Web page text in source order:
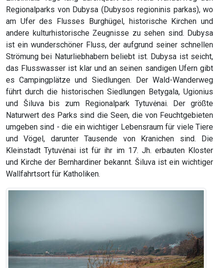
Regionalparks von Dubysa (Dubysos regioninis parkas), wo
am Ufer des Flusses Burghügel, historische Kirchen und
andere kulturhistorische Zeugnisse zu sehen sind. Dubysa
ist ein wunderschöner Fluss, der aufgrund seiner schnellen
Strömung bei Naturliebhabern beliebt ist. Dubysa ist seicht,
das Flusswasser ist klar und an seinen sandigen Ufern gibt
es Campingplätze und Siedlungen. Der Wald-Wanderweg
führt durch die historischen Siedlungen Betygala, Ugionius
und Šiluva bis zum Regionalpark Tytuvėnai. Der größte
Naturwert des Parks sind die Seen, die von Feuchtgebieten
umgeben sind - die ein wichtiger Lebensraum für viele Tiere
und Vögel, darunter Tausende von Kranichen sind. Die
Kleinstadt Tytuvėnai ist für ihr im 17. Jh. erbauten Kloster
und Kirche der Bernhardiner bekannt. Šiluva ist ein wichtiger
Wallfahrtsort für Katholiken.